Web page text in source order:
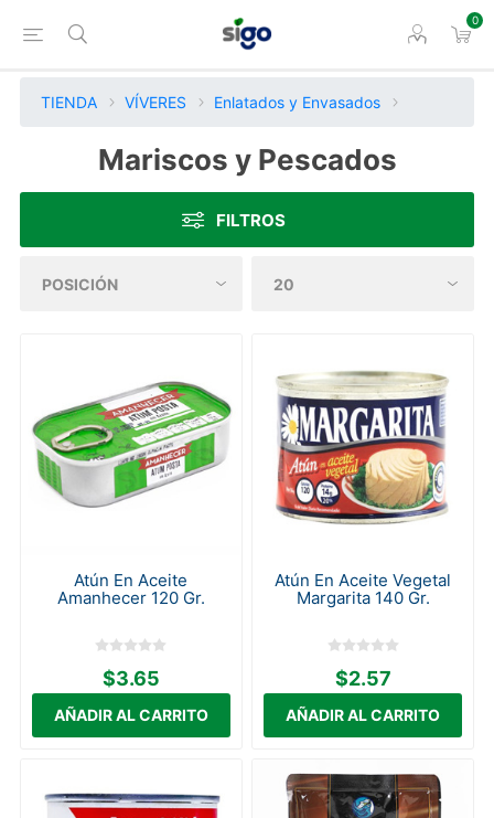
0
TIENDA VÍVERES Enlatados y Envasados
Mariscos y Pescados
FILTROS
Atún En Aceite
Amanhecer 120 Gr.
$3.65
Atún En Aceite Vegetal
Margarita 140 Gr.
$2.57